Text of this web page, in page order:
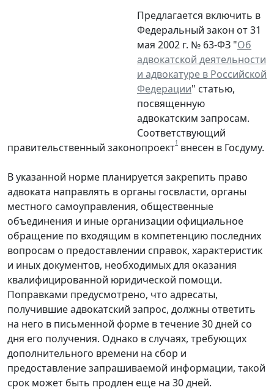
Предлагается включить в
Федеральный закон от 31
мая 2002 г. № 63-ФЗ "Об
адвокатской деятельности
и адвокатуре в Российской
Федерации" статью,
посвященную
адвокатским запросам.
Соответствующий
правительственный законопроект1 внесен в Госдуму.
В указанной норме планируется закрепить право
адвоката направлять в органы госвласти, органы
местного самоуправления, общественные
объединения и иные организации официальное
обращение по входящим в компетенцию последних
вопросам о предоставлении справок, характеристик
и иных документов, необходимых для оказания
квалифицированной юридической помощи.
Поправками предусмотрено, что адресаты,
получившие адвокатский запрос, должны ответить
на него в письменной форме в течение 30 дней со
дня его получения. Однако в случаях, требующих
дополнительного времени на сбор и
предоставление запрашиваемой информации, такой
срок может быть продлен еще на 30 дней.